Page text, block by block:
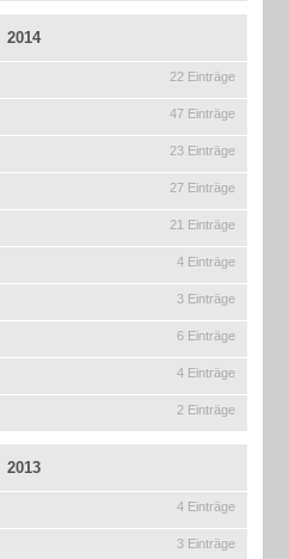
2014
22 Einträge
47 Einträge
23 Einträge
27 Einträge
21 Einträge
4 Einträge
3 Einträge
6 Einträge
4 Einträge
2 Einträge
2013
4 Einträge
3 Einträge